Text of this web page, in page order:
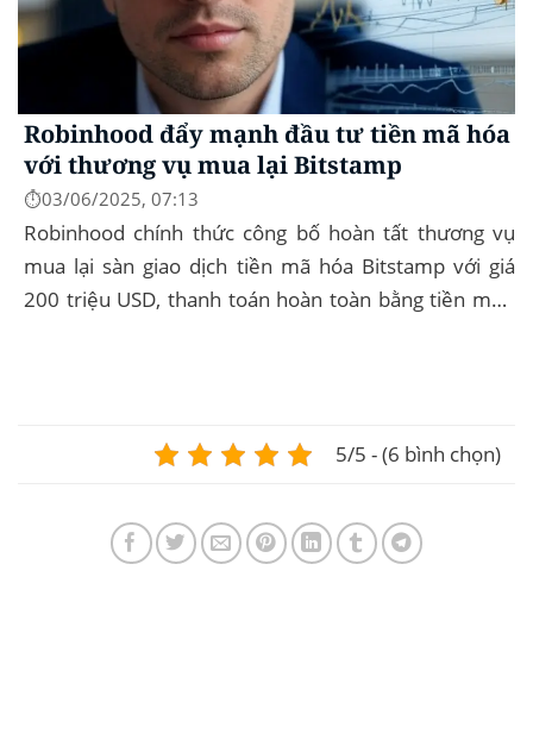
Robinhood đẩy mạnh đầu tư tiền mã hóa
với thương vụ mua lại Bitstamp
⏱️03/06/2025, 07:13
Robinhood chính thức công bố hoàn tất thương vụ
mua lại sàn giao dịch tiền mã hóa Bitstamp với giá
200 triệu USD, thanh toán hoàn toàn bằng tiền mặt.
5/5 - (6 bình chọn)